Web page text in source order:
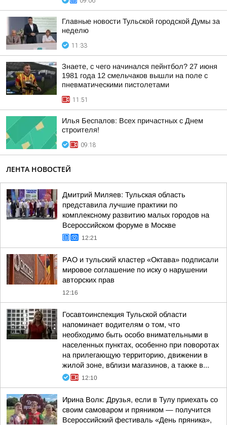
Главные новости Тульской городской Думы за
неделю
11:33
Знаете, с чего начинался пейнтбол? 27 июня
1981 года 12 смельчаков вышли на поле с
пневматическими пистолетами
11:51
Илья Беспалов: Всех причастных с Днем
строителя!
09:18
ЛЕНТА НОВОСТЕЙ
Дмитрий Миляев: Тульская область
представила лучшие практики по
комплексному развитию малых городов на
Всероссийском форуме в Москве
12:21
РАО и тульский кластер «Октава» подписали
мировое соглашение по иску о нарушении
авторских прав
12:16
Госавтоинспекция Тульской области
напоминает водителям о том, что
необходимо быть особо внимательными в
населенных пунктах, особенно при поворотах
на прилегающую территорию, движении в
жилой зоне, вблизи магазинов, а также в...
12:10
Ирина Волк: Друзья, если в Тулу приехать со
своим самоваром и пряником — получится
Всероссийский фестиваль «День пряника»,